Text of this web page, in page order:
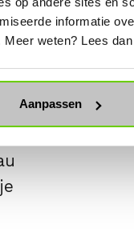
informatie
weten? Lees dan
Aanpassen